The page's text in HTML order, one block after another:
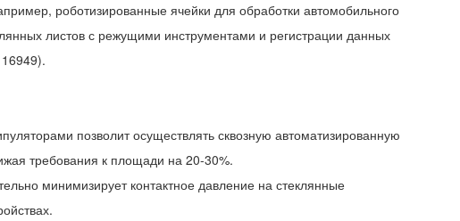
роботизированные ячейки для обработки автомобильного
листов с режущими инструментами и регистрации данных
позволит осуществлять сквозную автоматизированную
требования к площади на 20-30%.
минимизирует контактное давление на стеклянные